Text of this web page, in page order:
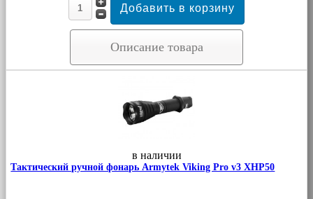
Описание товара
в наличии
Тактический ручной фонарь Armytek Viking Pro v3 XHP50